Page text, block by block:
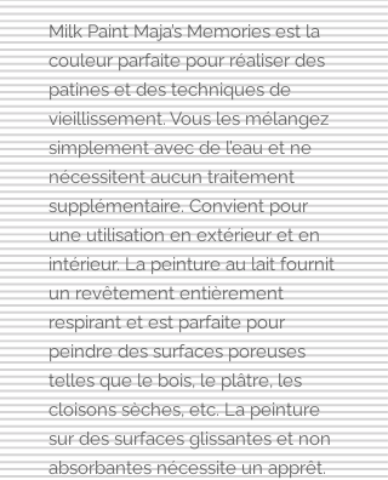
Milk Paint Maja’s Memories est la
couleur parfaite pour réaliser des
patines et des techniques de
vieillissement. Vous les mélangez
simplement avec de l’eau et ne
nécessitent aucun traitement
supplémentaire. Convient pour
une utilisation en extérieur et en
intérieur. La peinture au lait fournit
un revêtement entièrement
respirant et est parfaite pour
peindre des surfaces poreuses
telles que le bois, le plâtre, les
cloisons sèches, etc. La peinture
sur des surfaces glissantes et non
absorbantes nécessite un apprêt.